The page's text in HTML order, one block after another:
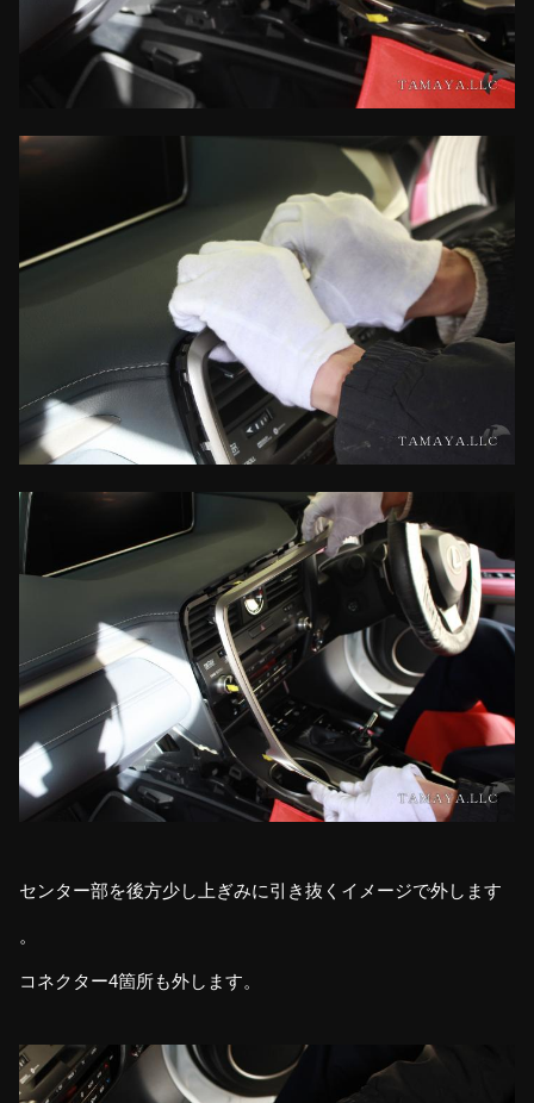
センター部を後方少し上ぎみに引き抜くイメージで外します
。
コネクター4箇所も外します。